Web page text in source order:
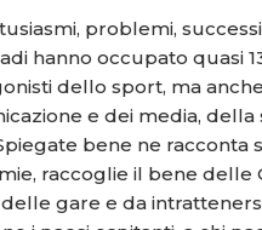
problemi,
hanno occupato quasi
dello sport, ma
e dei media, della
bene ne
raccoglie il bene delle
gare e da